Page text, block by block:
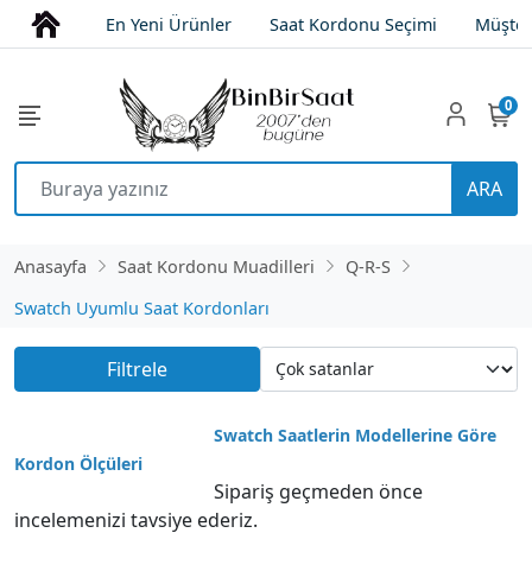
En Yeni Ürünler Saat Kordonu Seçimi
ARA
0
Anasayfa Saat Kordonu Muadilleri
Q-R-S
Swatch Uyumlu Saat Kordonları
Filtrele
Swatch Saatlerin Modellerine Göre
Kordon Ölçüleri
Sipariş geçmeden önce
incelemenizi tavsiye ederiz.